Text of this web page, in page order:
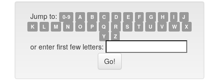
Jump to: 0-9 A B C D E F G H I
J
K
L M N O P Q R S T U V W
X
Y
Z
or enter first few letters: